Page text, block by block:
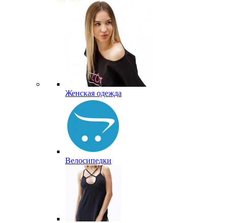
Женская одежда
Велосипедки